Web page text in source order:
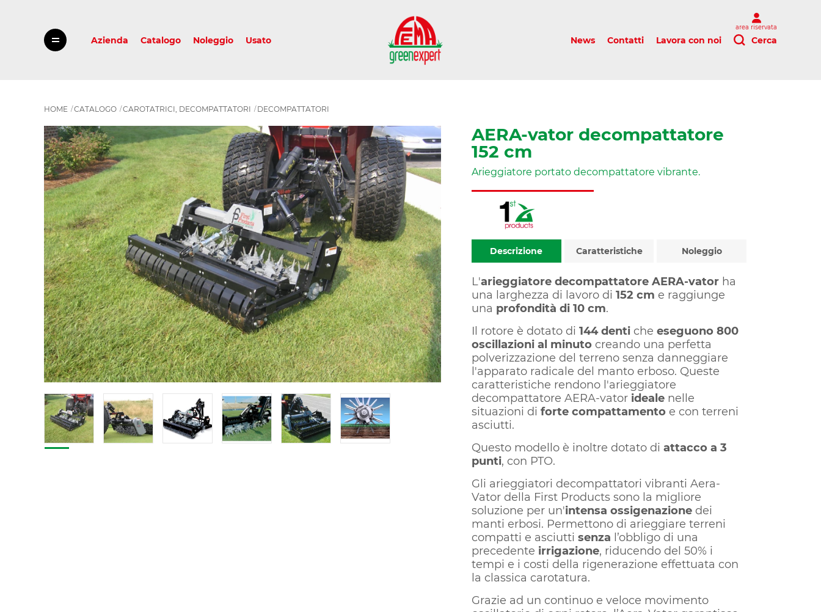
Azienda Catalogo Noleggio Usato News Contatti Lavora con noi Cerca
area riservata
HOME CATALOGO CAROTATRICI, DECOMPATTATORI DECOMPATTATORI
AERA-vator decompattatore
152 cm
Arieggiatore portato decompattatore vibrante.
Descrizione Caratteristiche Noleggio
L'arieggiatore decompattatore AERA-vator ha
una larghezza di lavoro di 152 cm e raggiunge
una profondità di 10 cm.
Il rotore è dotato di 144denti che eseguono 800
oscillazioni al minuto creando una perfetta
polverizzazione del terreno senza danneggiare
l'apparato radicale del manto erboso. Queste
caratteristiche rendono l'arieggiatore
decompattatore AERA-vator ideale nelle
situazioni di forte compattamento e con terreni
asciutti.
Questo modello è inoltre dotato di attacco a 3
punti, con PTO.
Gli arieggiatori decompattatori vibranti Aera-
Vator della First Products sono la migliore
soluzione per un'intensa ossigenazione dei
manti erbosi. Permettono di arieggiare terreni
compatti e asciutti senza l’obbligo di una
precedente irrigazione, riducendo del 50% i
tempi e i costi della rigenerazione effettuata con
la classica carotatura.
Grazie ad un continuo e veloce movimento